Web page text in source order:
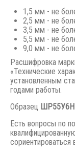
1,5 мм - не
2,5 мм - не
3,5 мм - не
5,5 мм - не
9,0 мм - не
Расшифровка
«Технические
установленным
годами работы.
Образец
Есть вопросы по
сориентироваться